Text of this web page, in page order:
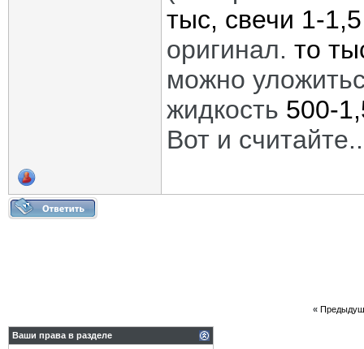
тыс, свечи 1-
оригинал. то
можно
жидкость 500-
Вот и
«
Ваши права в разделе